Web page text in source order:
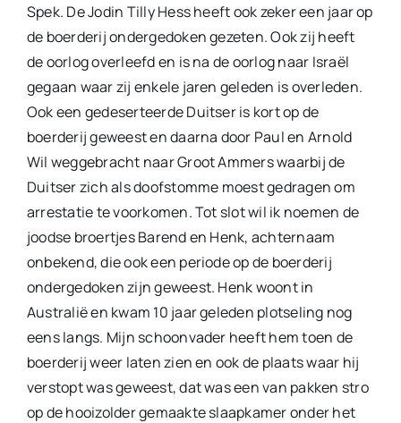
Spek. De Jodin Tilly Hess heeft ook zeker een jaar op
de boerderij ondergedoken gezeten. Ook zij heeft
de oorlog overleefd en is na de oorlog naar Israël
gegaan waar zij enkele jaren geleden is overleden.
Ook een gedeserteerde Duitser is kort op de
boerderij geweest en daarna door Paul en Arnold
Wil weggebracht naar Groot Ammers waarbij de
Duitser zich als doofstomme moest gedragen om
arrestatie te voorkomen. Tot slot wil ik noemen de
joodse broertjes Barend en Henk, achternaam
onbekend, die ook een periode op de boerderij
ondergedoken zijn geweest. Henk woont in
Australië en kwam 10 jaar geleden plotseling nog
eens langs. Mijn schoonvader heeft hem toen de
boerderij weer laten zien en ook de plaats waar hij
verstopt was geweest, dat was een van pakken stro
op de hooizolder gemaakte slaapkamer onder het